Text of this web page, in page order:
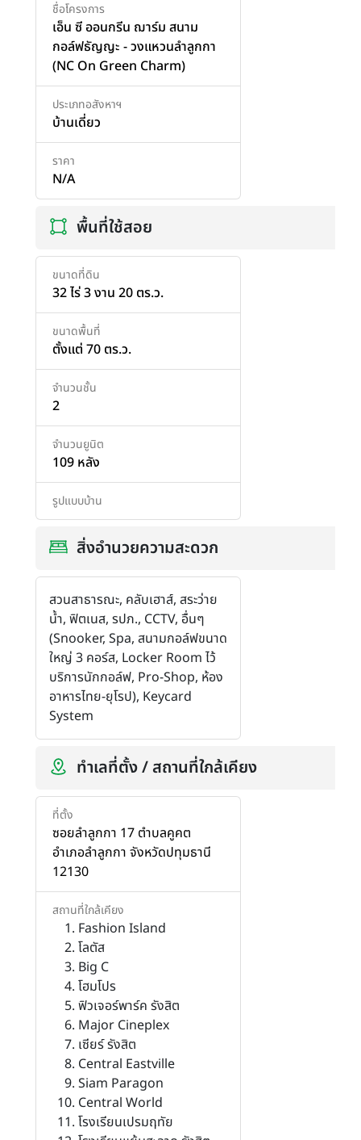
ชื่อโครงการ
เอ็น ซี ออนกรีน ฌาร์ม สนาม
กอล์ฟธัญญะ - วงแหวนลำลูกกา
(NC On Green Charm)
ประเภทอสังหาฯ
บ้านเดี่ยว
ราคา
N/A
พื้นที่ใช้สอย
ขนาดที่ดิน
32 ไร่ 3 งาน 20 ตร.ว.
ขนาดพื้นที่
ตั้งแต่ 70 ตร.ว.
จำนวนชั้น
2
จำนวนยูนิต
109 หลัง
รูปแบบบ้าน
สิ่งอำนวยความสะดวก
สวนสาธารณะ, คลับเฮาส์, สระว่าย
น้ำ, ฟิตเนส, รปภ., CCTV, อื่นๆ
(Snooker, Spa, สนามกอล์ฟขนาด
ใหญ่ 3 คอร์ส, Locker Room ไว้
บริการนักกอล์ฟ, Pro-Shop, ห้อง
อาหารไทย-ยุโรป), Keycard
System
ทำเลที่ตั้ง / สถานที่ใกล้เคียง
ที่ตั้ง
ซอยลำลูกกา 17 ตำบลคูคต
อำเภอลำลูกกา จังหวัดปทุมธานี
12130
สถานที่ใกล้เคียง
Fashion Island
โลตัส
Big C
โฮมโปร
ฟิวเจอร์พาร์ค รังสิต
Major Cineplex
เซียร์ รังสิต
Central Eastville
Siam Paragon
Central World
โรงเรียนเปรมฤทัย